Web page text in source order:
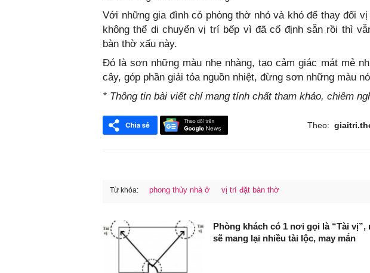
Với những gia đình có phòng thờ nhỏ và khó để thay đổi
không thể di chuyển vị trí bếp vì đã cố định sẵn rồi thì
bàn thờ xấu này.
Đó là sơn những màu nhẹ nhàng, tạo cảm giác mát mẻ
cây, góp phần giải tỏa nguồn nhiệt, đừng sơn những màu
* Thông tin bài viết chỉ mang tính chất tham khảo, chiêm
Theo:
Từ khóa: phong thủy nhà ở vị trí đặt bàn thờ
Phòng khách có 1 nơi gọi là “Tài
sẽ mang lại nhiều tài lộc, may mắn